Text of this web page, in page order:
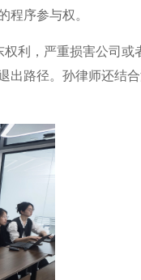
序参与权。
利，严重损害公司或
路径。孙律师还结